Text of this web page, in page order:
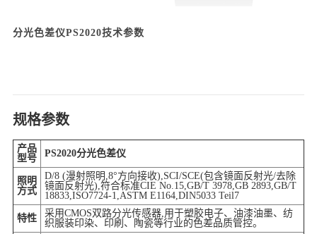
分光色差仪PS2020技术参数
规格参数
产品
型号
PS2020分光色差仪
照明
方式
D/8 (漫射照明,8°方向接收),SCI/SCE(包含镜面反射光/去除
镜面反射光),符合标准CIE No.15,GB/T 3978,GB 2893,GB/T
18833,ISO7724-1,ASTM E1164,DIN5033 Teil7
特性
采用CMOS双路分光传感器,用于塑胶电子、油漆油墨、纺
织服装印染、印刷、陶瓷等行业的色差品质管控。